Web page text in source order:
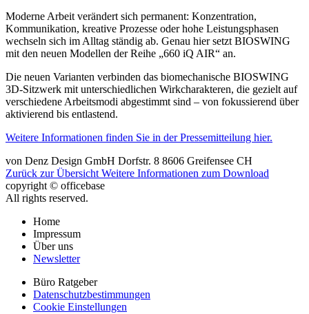
Moderne Arbeit verändert sich permanent: Konzentration,
Kommunikation, kreative Prozesse oder hohe Leistungsphasen
wechseln sich im Alltag ständig ab. Genau hier setzt BIOSWING
mit den neuen Modellen der Reihe „660 iQ AIR“ an.
Die neuen Varianten verbinden das biomechanische BIOSWING
3D-Sitzwerk mit unterschiedlichen Wirkcharakteren, die gezielt auf
verschiedene Arbeitsmodi abgestimmt sind – von fokussierend über
aktivierend bis entlastend.
Weitere Informationen finden Sie in der Pressemitteilung hier.
von Denz Design GmbH Dorfstr. 8 8606 Greifensee CH
Zurück zur Übersicht Weitere Informationen zum Download
copyright © officebase
All rights reserved.
Home
Impressum
Über uns
Newsletter
Büro Ratgeber
Datenschutzbestimmungen
Cookie Einstellungen